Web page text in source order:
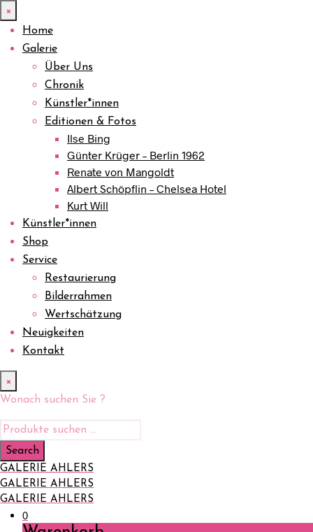
×
Home
Galerie
Über Uns
Chronik
Künstler*innen
Editionen & Fotos
Ilse Bing
Günter Krüger – Berlin 1962
Renate von Mangoldt
Albert Schöpflin – Chelsea Hotel
Kurt Will
Künstler*innen
Shop
Service
Restaurierung
Bilderrahmen
Wertschätzung
Neuigkeiten
Kontakt
×
Wonach suchen Sie ?
GALERIE AHLERS
GALERIE AHLERS
GALERIE AHLERS
0